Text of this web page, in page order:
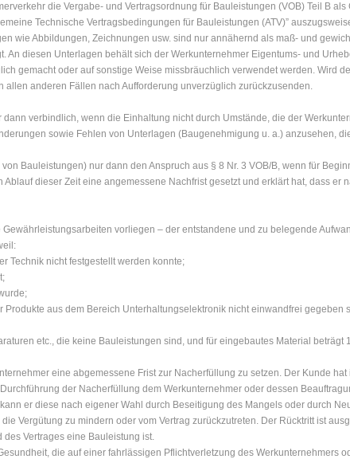
die Vergabe- und Vertragsordnung für Bauleistungen (VOB) Teil B
Technische Vertragsbedingungen für Bauleistungen (ATV)”
wie Abbildungen, Zeichnungen usw. sind nur annähernd als maß- und
An diesen Unterlagen behält sich der Werkunternehmer Eigentums- und
gemacht oder auf sonstige Weise missbräuchlich verwendet werden. Wird
anderen Fällen nach Aufforderung unverzüglich zurückzusenden.
verbindlich, wenn die Einhaltung nicht durch Umstände, die der
sowie Fehlen von Unterlagen (Baugenehmigung u. a.) anzusehen,
Bauleistungen) nur dann den Anspruch aus § 8 Nr. 3 VOB/B, wenn für
dieser Zeit eine angemessene Nachfrist gesetzt und erklärt hat, dass er
vorliegen – der entstandene und zu belegende
Technik nicht festgestellt werden konnte;
aus dem Bereich Unterhaltungselektronik nicht einwandfrei gegeben
etc., die keine Bauleistungen sind, und für eingebautes Material beträgt
eine abgemessene Frist zur Nacherfüllung zu setzen. Der Kunde
der Nacherfüllung dem Werkunternehmer oder dessen
er diese nach eigener Wahl durch Beseitigung des Mangels oder durch
Vergütung zu mindern oder vom Vertrag zurückzutreten. Der Rücktritt ist
Vertrages eine Bauleistung ist.
die auf einer fahrlässigen Pflichtverletzung des Werkunternehmers